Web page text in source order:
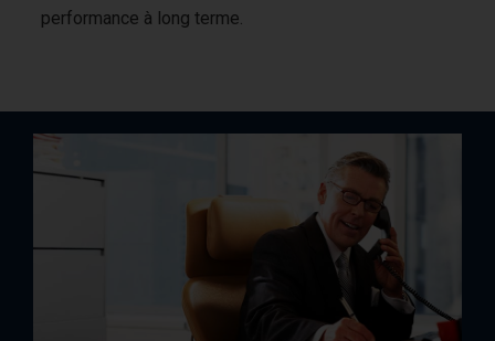
performance à long terme.